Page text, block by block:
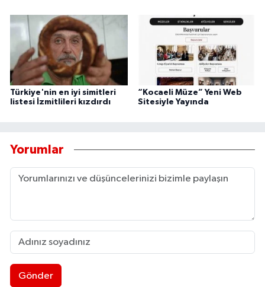
Türkiye'nin en iyi simitleri
listesi İzmitlileri kızdırdı
“Kocaeli Müze” Yeni Web
Sitesiyle Yayında
Yorumlar
Gönder